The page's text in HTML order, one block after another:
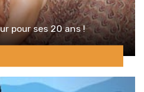
pour ses 20 ans !